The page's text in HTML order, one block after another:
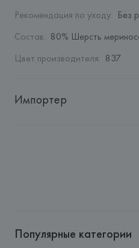
Рекомендация по уходу: Без
Состав: 80% Шерсть
Цвет производителя: 837
Импортер
& Co.Kg, ул. Изарталштрассе,
Мюнхен,
Популярные категории